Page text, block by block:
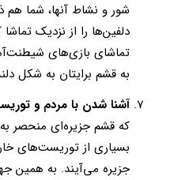
شور و نشاط آنها، شما هم
دلفین‌ها را از نزدیک
تماشای‌ بازی‌های
به قشم برایتان به شکل
آشنا شدن با مردم و
که قشم جزیره‌ای منحصر
بسیاری از توریست‌های
جزیره می‌آیند. به همین